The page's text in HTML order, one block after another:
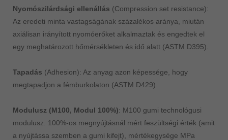
Nyomószilárdsági ellenállás (Compression set resistance):
Az eredeti minta vastagságának százalékos aránya, miután
axiálisan irányított nyomóerőket alkalmaztak és engedtek el
egy meghatározott hőmérsékleten és idő alatt (ASTM D395).
Tapadás (Adhesion): Az anyag azon képessége, hogy
megtapadjon a fémburkolaton (ASTM D429).
Modulusz (M100, Modul 100%): M100 gumi technológusi
modulusz. 100%-os megnyújtásnál mért feszültségi érték (amit
a nyújtássa szemben a gumi kifejt), mértékegysége MPa